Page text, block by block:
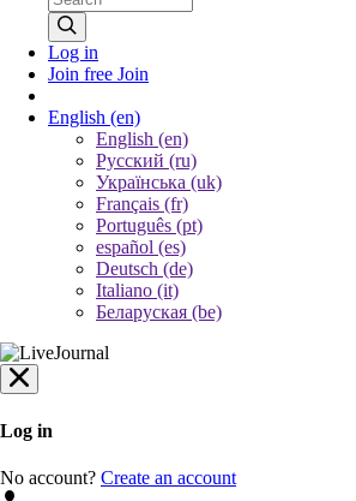
Log in
Join free Join
English (en)
English (en)
Русский (ru)
Українська (uk)
Français (fr)
Português (pt)
español (es)
Deutsch (de)
Italiano (it)
Беларуская (be)
Log in
No account? Create an account